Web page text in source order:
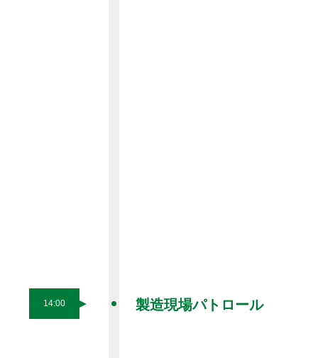
14:00 製造現場パトロール